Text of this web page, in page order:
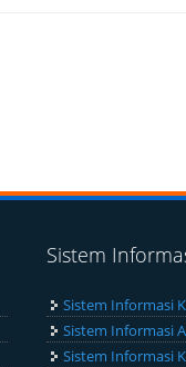
Sistem
Sistem Informasi
Sistem Informasi
Sistem Informasi